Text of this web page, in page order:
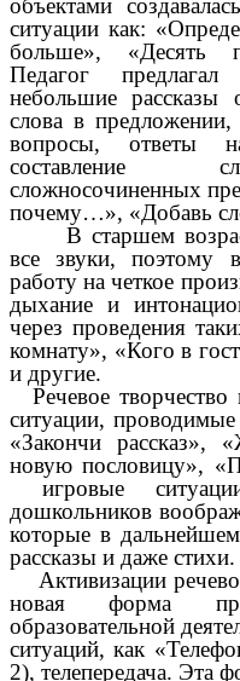
объектами
ситуации как:
больше», «Десять
Педагог предлагал
небольшие рассказы
слова в
вопросы, ответы
составление
сложносочиненных
почему…», «Добавь
В старшем
все звуки, поэтому
работу на четкое
дыхание и
через проведения
комнату», «Кого в
и другие.
Речевое
ситуации,
«Закончи
новую пословицу»,
игровые
дошкольников
которые в
рассказы и даже стихи.
Активизации
новая форма
образовательной
ситуаций, как
2), телепередача. Эта